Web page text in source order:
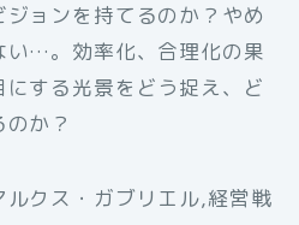
ョンを持てるのか？やめ
い…。効率化、合理化の果
する光景をどう捉え、ど
か？
ルクス・ガブリエル,経営戦